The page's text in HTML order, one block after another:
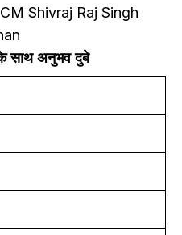
के साथ अनुभव दुबे